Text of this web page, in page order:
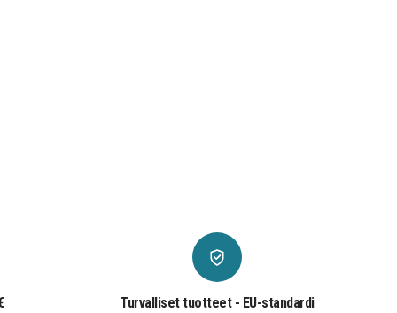
Turvalliset tuotteet - EU-standardi